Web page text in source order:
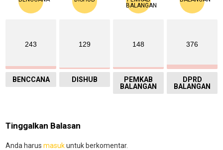
243
BENCCANA
129
DISHUB
148
PEMKAB
BALANGAN
376
DPRD
BALANGAN
Tinggalkan Balasan
Anda harus masukuntuk berkomentar.